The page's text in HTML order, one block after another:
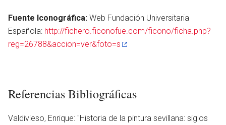
Fuente Iconográfica: Web Fundación Universitaria
Española: http://fichero.ficonofue.com/ficono/ficha.php?
reg=26788&accion=ver&foto=s
Referencias Bibliográficas
Valdivieso, Enrique: ''Historia de la pintura sevillana: siglos